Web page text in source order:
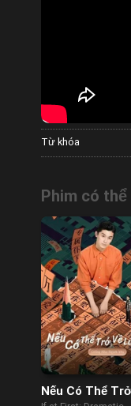
Từ khóa
Phim có thể
Nếu Có Thể